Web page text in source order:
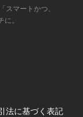
マートかつ、
。
法に基づく表記